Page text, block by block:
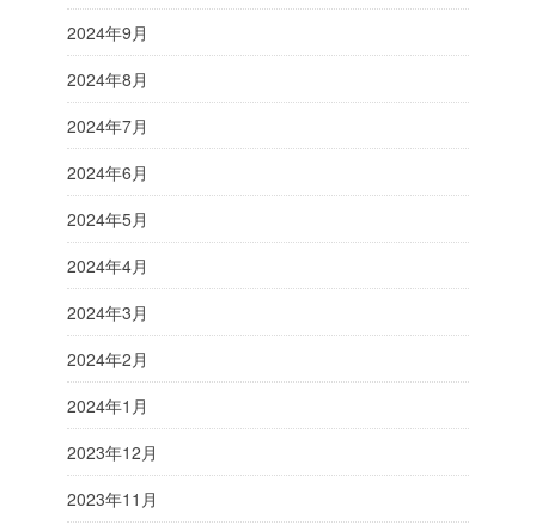
2024年9月
2024年8月
2024年7月
2024年6月
2024年5月
2024年4月
2024年3月
2024年2月
2024年1月
2023年12月
2023年11月